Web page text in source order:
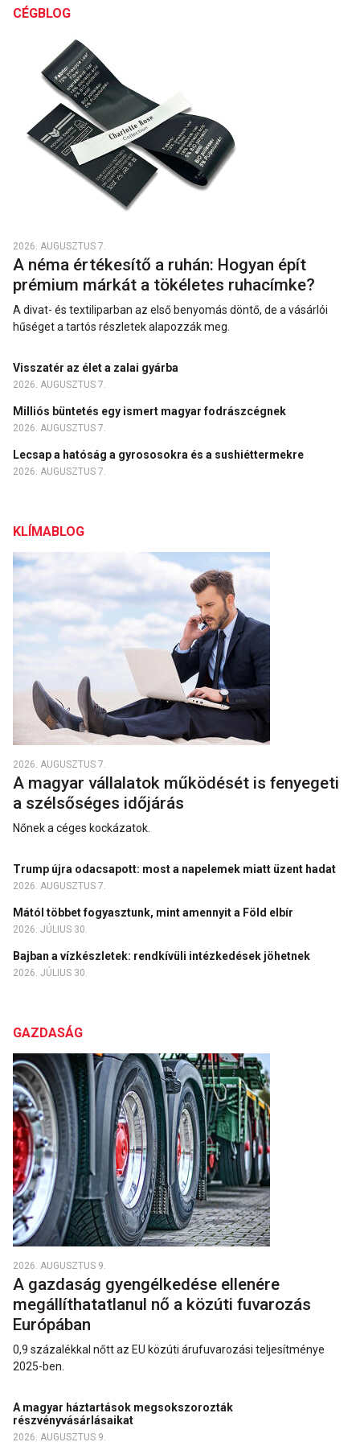
CÉGBLOG
2026. AUGUSZTUS 7.
A néma értékesítő a ruhán: Hogyan épít
prémium márkát a tökéletes ruhacímke?
A divat- és textiliparban az első benyomás döntő, de a vásárlói
hűséget a tartós részletek alapozzák meg.
Visszatér az élet a zalai gyárba
2026. AUGUSZTUS 7.
Milliós büntetés egy ismert magyar fodrászcégnek
2026. AUGUSZTUS 7.
Lecsap a hatóság a gyrososokra és a sushiéttermekre
2026. AUGUSZTUS 7.
KLÍMABLOG
2026. AUGUSZTUS 7.
A magyar vállalatok működését is fenyegeti
a szélsőséges időjárás
Nőnek a céges kockázatok.
Trump újra odacsapott: most a napelemek miatt üzent hadat
2026. AUGUSZTUS 7.
Mától többet fogyasztunk, mint amennyit a Föld elbír
2026. JÚLIUS 30.
Bajban a vízkészletek: rendkívüli intézkedések jöhetnek
2026. JÚLIUS 30.
GAZDASÁG
2026. AUGUSZTUS 9.
A gazdaság gyengélkedése ellenére
megállíthatatlanul nő a közúti fuvarozás
Európában
0,9 százalékkal nőtt az EU közúti árufuvarozási teljesítménye
2025-ben.
A magyar háztartások megsokszorozták
részvényvásárlásaikat
2026. AUGUSZTUS 9.